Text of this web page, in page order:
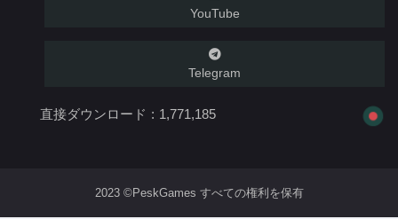
YouTube
Telegram
直接ダウンロード : 1,771,185
2023 ©PeskGames すべての権利を保有